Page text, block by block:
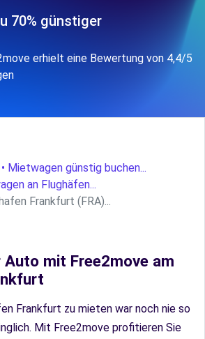
70% günstiger
erhielt eine Bewertung von 4,4/5
Mietwagen günstig buchen...
an Flughäfen...
Frankfurt (FRA)...
Auto mit Free2move am
Frankfurt zu mieten war noch nie so
Mit Free2move profitieren Sie